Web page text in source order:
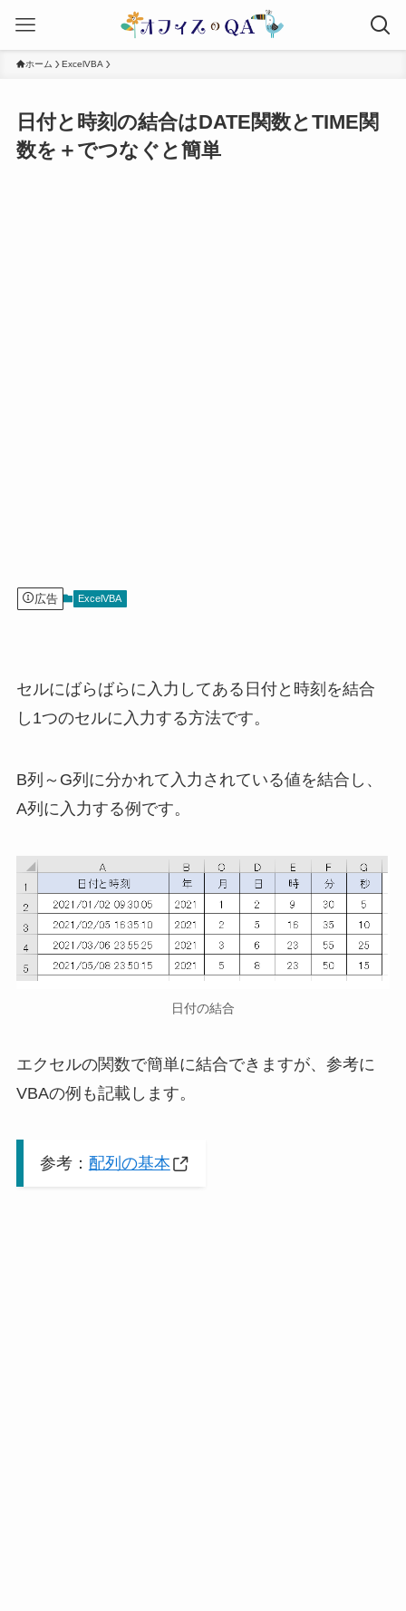
ホーム ExcelVBA
日付と時刻の結合はDATE関数とTIME関
数を＋でつなぐと簡単
広告 ExcelVBA
セルにばらばらに入力してある日付と時刻を結合
し1つのセルに入力する方法です。
B列～G列に分かれて入力されている値を結合し、
A列に入力する例です。
日付の結合
エクセルの関数で簡単に結合できますが、参考に
VBAの例も記載します。
参考： 配列の基本